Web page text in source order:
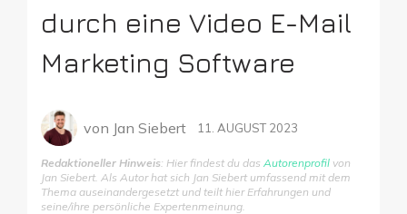
durch eine Video E-Mail
Marketing Software
von Jan Siebert 11. AUGUST 2023
Redaktioneller Hinweis: Hier findest du das Autorenprofil von
Jan Siebert. Als Autor hat sich Jan Siebert umfassend mit dem
Thema auseinandergesetzt und teilt hier Erfahrungen und
seine/ihre persönliche Expertenmeinung.